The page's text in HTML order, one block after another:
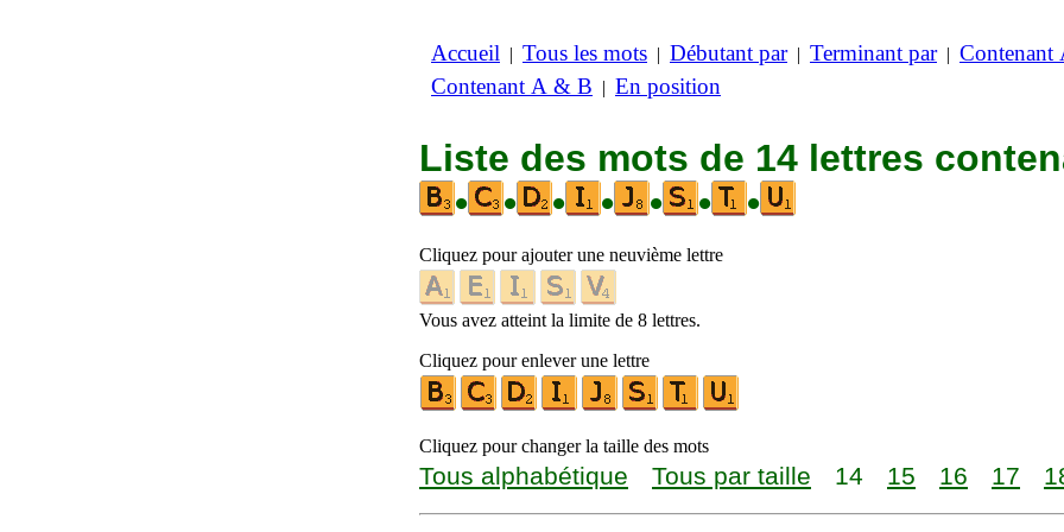
Accueil | Tous les mots | Débutant par| Terminant par| Contenant
Contenant A & B | En position
Liste des mots de 14 lettres
•
• • • • • •
Cliquez pour ajouter une neuvième lettre
Vous avez atteint la limite de 8 lettres.
Cliquez pour enlever une lettre
Cliquez pour changer la taille des mots
Tous alphabétique Tous par taille 14 15 16 17